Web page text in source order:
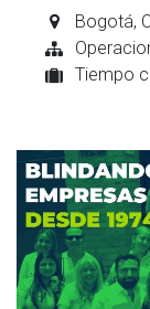
Bogotá,
Tiempo